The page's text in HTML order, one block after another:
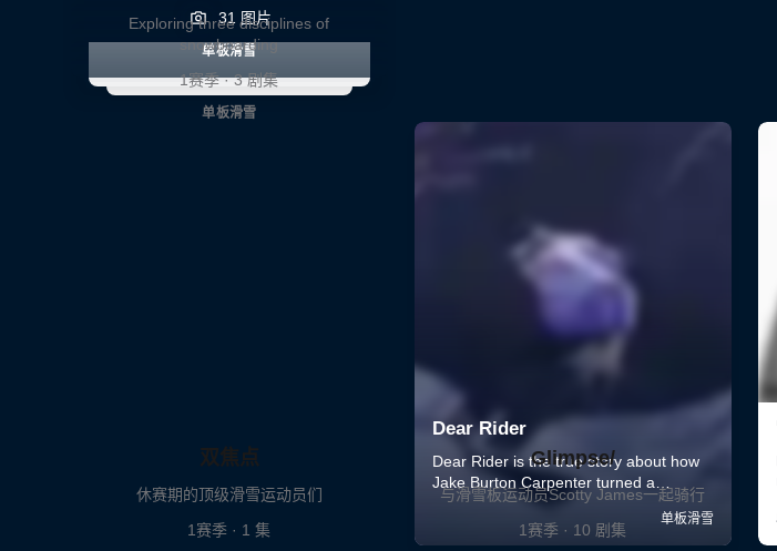
31 图片
单板滑雪
Exploring three disciplines of
snowboarding
1赛季 · 3 剧集
单板滑雪
双焦点
休赛期的顶级滑雪运动员们
1赛季 · 1 集
Glimpse/
与滑雪板运动员Scotty James一起骑行
1赛季 · 10 剧集